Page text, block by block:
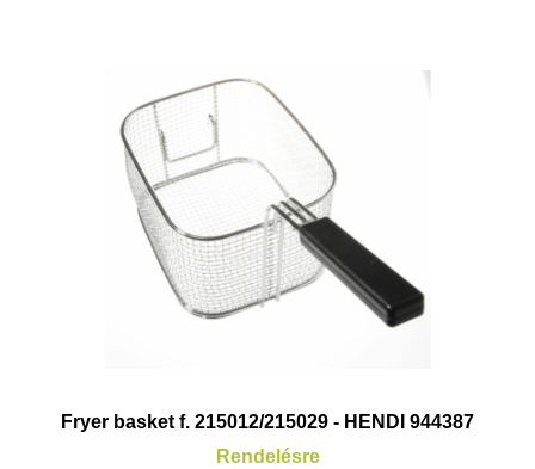
Fryer basket f. 215012/215029 - HENDI 944387
Rendelésre